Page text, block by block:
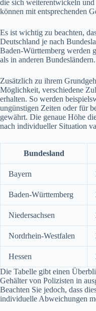
die sich weiterentwickeln
können mit entsprechenden
Es ist wichtig zu beachten,
Deutschland je nach
Baden-Württemberg werden
als in anderen Bundesländern.
Zusätzlich zu ihrem
Möglichkeit, verschiedene
erhalten. So werden
ungünstigen Zeiten oder für
gewährt. Die genaue Höhe
nach individueller Situation
Bundesland
Bayern
Baden-Württemberg
Niedersachsen
Nordrhein-Westfalen
Hessen
Die Tabelle gibt einen
Gehälter von Polizisten in
Beachten Sie jedoch, dass
individuelle Abweichungen